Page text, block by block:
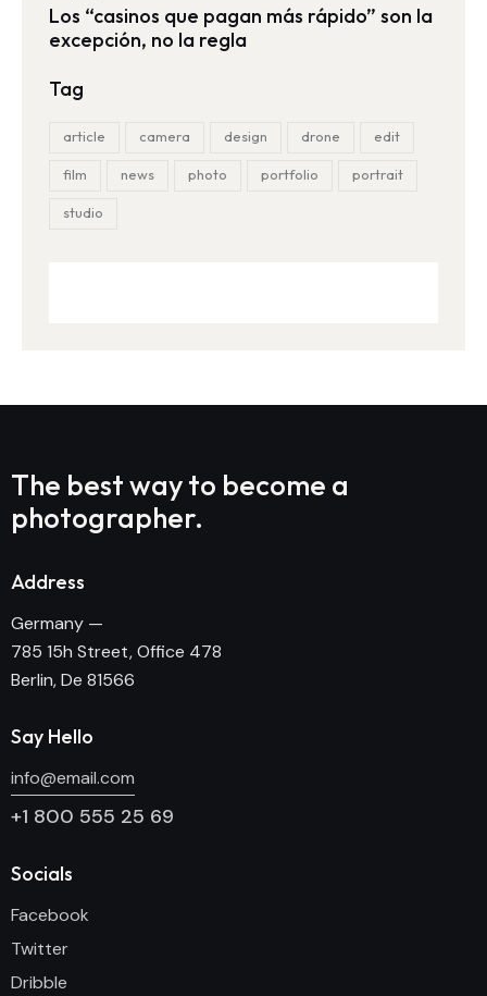
Los “casinos que pagan más rápido” son la
excepción, no la regla
Tag
article camera design drone edit
film news photo portfolio portrait
studio
The best way to become a
photographer.
Address
Germany —
785 15h Street, Office 478
Berlin, De 81566
Say Hello
info@email.com
+1 800 555 25 69
Socials
Facebook
Twitter
Dribble